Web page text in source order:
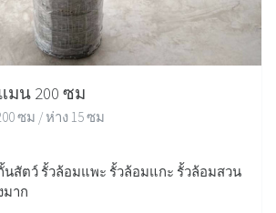
มน 200 ซม
ซม / ห่าง 15 ซม
นสัตว์ รั้วล้อมแพะ รั้วล้อมแกะ รั้วล้อมสวน
มาก